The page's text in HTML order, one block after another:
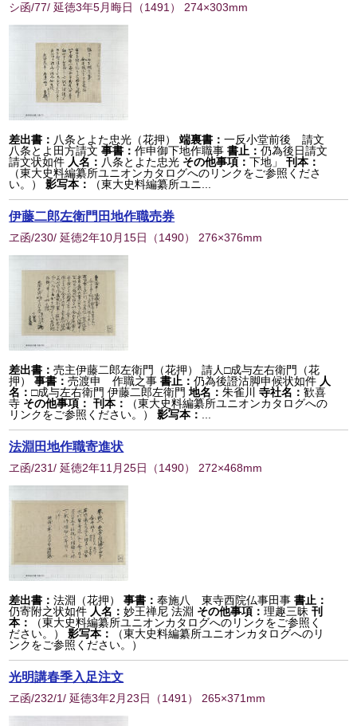
シ函/77/ 延徳3年5月晦日 （1491 ） 274×303mm
差出書： 八条とよた忠光（花押） 端裏書：一反小堂前後 請文
八条とよ田方請文 事書：作申御下地作職事書止：仍為後日請文
請文状如件 人名： 八条とよた忠光 その他事項：下地」刊本：
（東大史料編纂所ユニオンカタログへのリンクをご参照くださ
い。）
影写本： （東大史料編纂所ユニ...
伊藤二郎左衛門田地作職売券
ヱ函/230/ 延徳2年10月15日 （1490） 276×376mm
差出書：売主伊藤二郎左衛門（花押） 請人□成与左右衛門（花
押）
事書：売渡申 作職之事書止：仍為後證沽脚申候状如件 人
名：□成与左右衛門 伊藤二郎左衛門 地名：朱雀川 寺社名：歓喜
寺 その他事項： 刊本：
（東大史料編纂所ユニオンカタログへの
リンクをご参照ください。）
影写本：
法淵田地作職寄進状
ヱ函/231/ 延徳2年11月25日 （1490） 272×468mm
差出書：法淵（花押） 事書：奉施八 東寺西院仏事田事書止：
仍寄附之状如件 人名：妙王禅尼 法淵 その他事項：理趣三昧刊
本：
（東大史料編纂所ユニオンカタログへのリンクをご参照く
ださい。）
影写本：
（東大史料編纂所ユニオンカタログへのリ
ンクをご参照ください。）
光明講春季入足注文
ヱ函/232/1/ 延徳3年2月23日 （1491 ） 265×371mm